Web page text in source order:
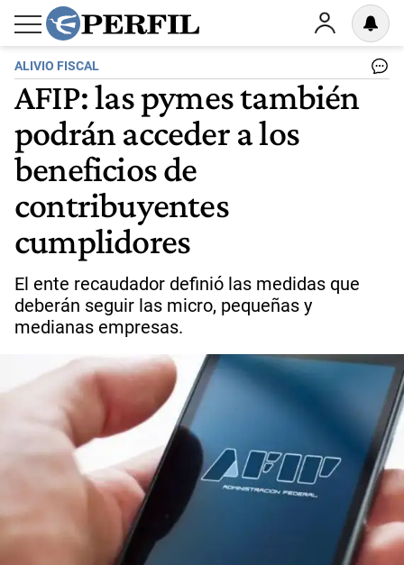
ALIVIO FISCAL
AFIP: las pymes también
podrán acceder a los
beneficios de
contribuyentes
cumplidores
El ente recaudador definió las medidas que
deberán seguir las micro, pequeñas y
medianas empresas.